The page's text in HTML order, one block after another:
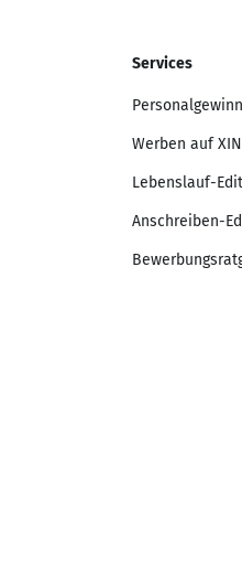
Services
Werben auf
Lebenslauf-
Anschreiben-